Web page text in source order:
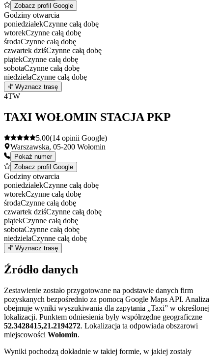
Zobacz profil Google
Godziny otwarcia
poniedziałekCzynne całą dobę
wtorekCzynne całą dobę
środaCzynne całą dobę
czwartek dziśCzynne całą dobę
piątekCzynne całą dobę
sobotaCzynne całą dobę
niedzielaCzynne całą dobę
+
−
Wyznacz trasę
4TW
TAXI WOŁOMIN STACJA PKP
5.00(14 opinii Google)
Warszawska, 05-200 Wołomin
Pokaż numer
Zobacz profil Google
Godziny otwarcia
poniedziałekCzynne całą dobę
wtorekCzynne całą dobę
środaCzynne całą dobę
czwartek dziśCzynne całą dobę
piątekCzynne całą dobę
sobotaCzynne całą dobę
niedzielaCzynne całą dobę
+
−
Wyznacz trasę
Źródło danych
Zestawienie zostało przygotowane na podstawie danych firm
pozyskanych bezpośrednio za pomocą Google Maps API. Analiza
obejmuje wyniki wyszukiwania dla zapytania „Taxi” w określonej
lokalizacji. Punktem odniesienia były współrzędne geograficzne
52.3428415,21.2194272. Lokalizacja ta odpowiada obszarowi
miejscowości Wołomin.
Wyniki pochodzą dokładnie w takiej formie, w jakiej zostały